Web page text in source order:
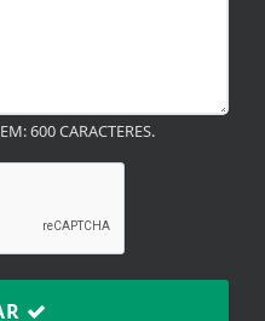
600 CARACTERES.